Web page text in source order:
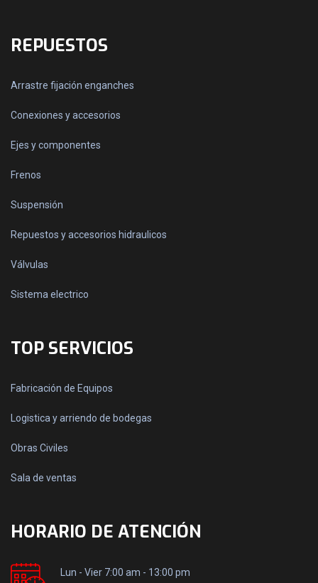
REPUESTOS
Arrastre fijación enganches
Conexiones y accesorios
Ejes y componentes
Frenos
Suspensión
Repuestos y accesorios hidraulicos
Válvulas
Sistema electrico
TOP SERVICIOS
Fabricación de Equipos
Logistica y arriendo de bodegas
Obras Civiles
Sala de ventas
HORARIO DE ATENCIÓN
Lun - Vier 7:00 am - 13:00 pm